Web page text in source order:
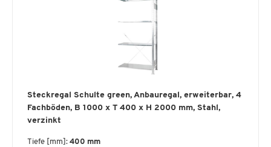
Steckregal Schulte green, Anbauregal, erweiterbar, 4
Fachböden, B 1000 x T 400 x H 2000 mm, Stahl,
verzinkt
Tiefe [mm]: 400 mm